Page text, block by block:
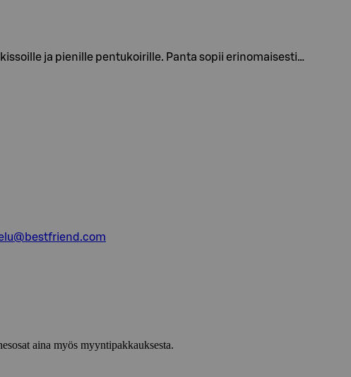
ja pienille pentukoirille. Panta sopii erinomaisesti…
aina myös myyntipakkauksesta.